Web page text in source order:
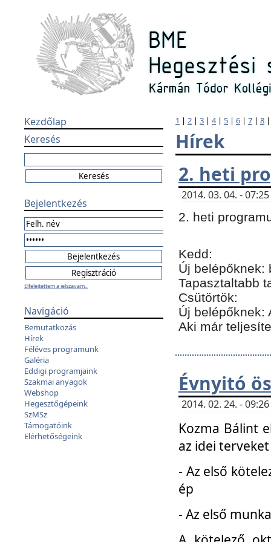
Kezdőlap
Keresés
Bejelentkezés
Elfelejtettem a jelszavam...
Navigáció
Bemutatkozás
Hírek
Féléves programunk
Galéria
Eddigi programjaink
Szakmai anyagok
Webshop
Hegesztőgépeink
SzMSz
Támogatóink
Elérhetőségeink
1 | 2 | 3 | 4| 5 | 6 | 7 | 8
Hírek
2. heti
2014. 03. 04. -
2. heti
Kedd:
Új belépőknek:
Tapasztaltabb
Csütörtök:
Új belépőknek:
Aki már
Évnyitó
2014. 02. 24. -
Kozma Bálint
az idei
- Az első
ép
- Az első